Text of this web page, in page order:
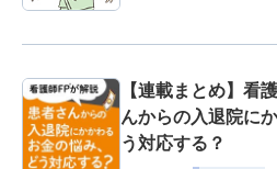
【連載まとめ】看
んからの入退院に
う対応する？